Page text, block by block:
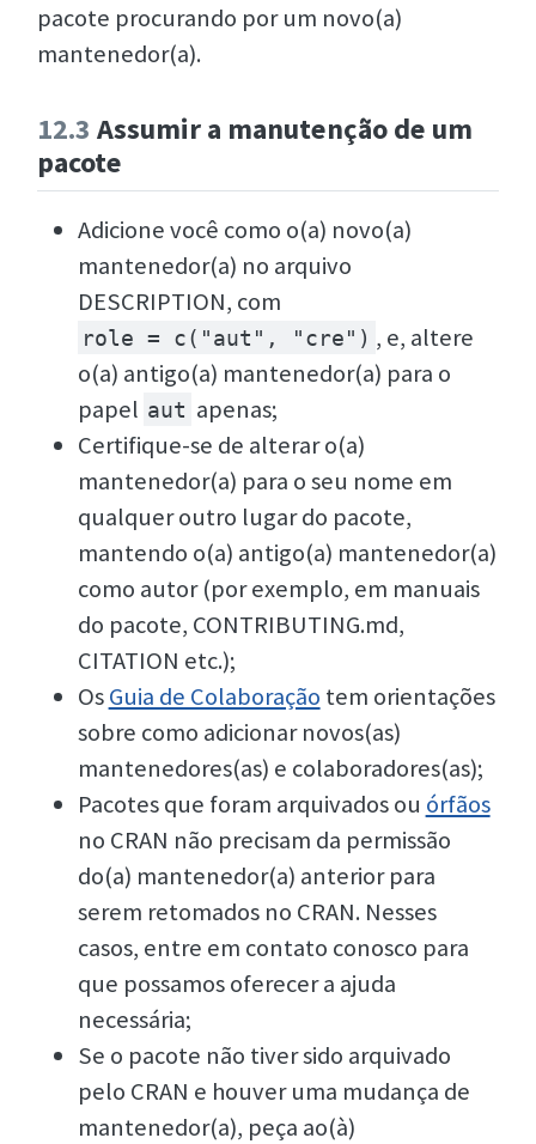
pacote procurando por um novo(a)
mantenedor(a).
12.3 Assumir a manutenção de um
pacote
Adicione você como o(a) novo(a)
mantenedor(a) no arquivo
DESCRIPTION, com
role = c("aut", "cre") , e, altere
o(a) antigo(a) mantenedor(a) para o
papel aut apenas;
Certifique-se de alterar o(a)
mantenedor(a) para o seu nome em
qualquer outro lugar do pacote,
mantendo o(a) antigo(a) mantenedor(a)
como autor (por exemplo, em manuais
do pacote, CONTRIBUTING.md,
CITATION etc.);
OsGuia de Colaboração tem orientações
sobre como adicionar novos(as)
mantenedores(as) e colaboradores(as);
Pacotes que foram arquivados ou órfãos
no CRAN não precisam da permissão
do(a) mantenedor(a) anterior para
serem retomados no CRAN. Nesses
casos, entre em contato conosco para
que possamos oferecer a ajuda
necessária;
Se o pacote não tiver sido arquivado
pelo CRAN e houver uma mudança de
mantenedor(a), peça ao(à)